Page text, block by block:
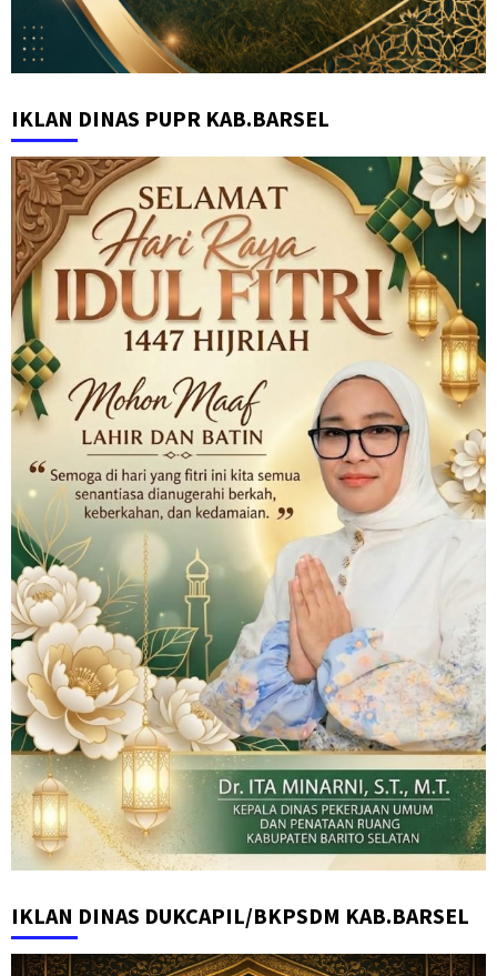
IKLAN DINAS PUPR KAB.BARSEL
IKLAN DINAS DUKCAPIL/BKPSDM KAB.BARSEL